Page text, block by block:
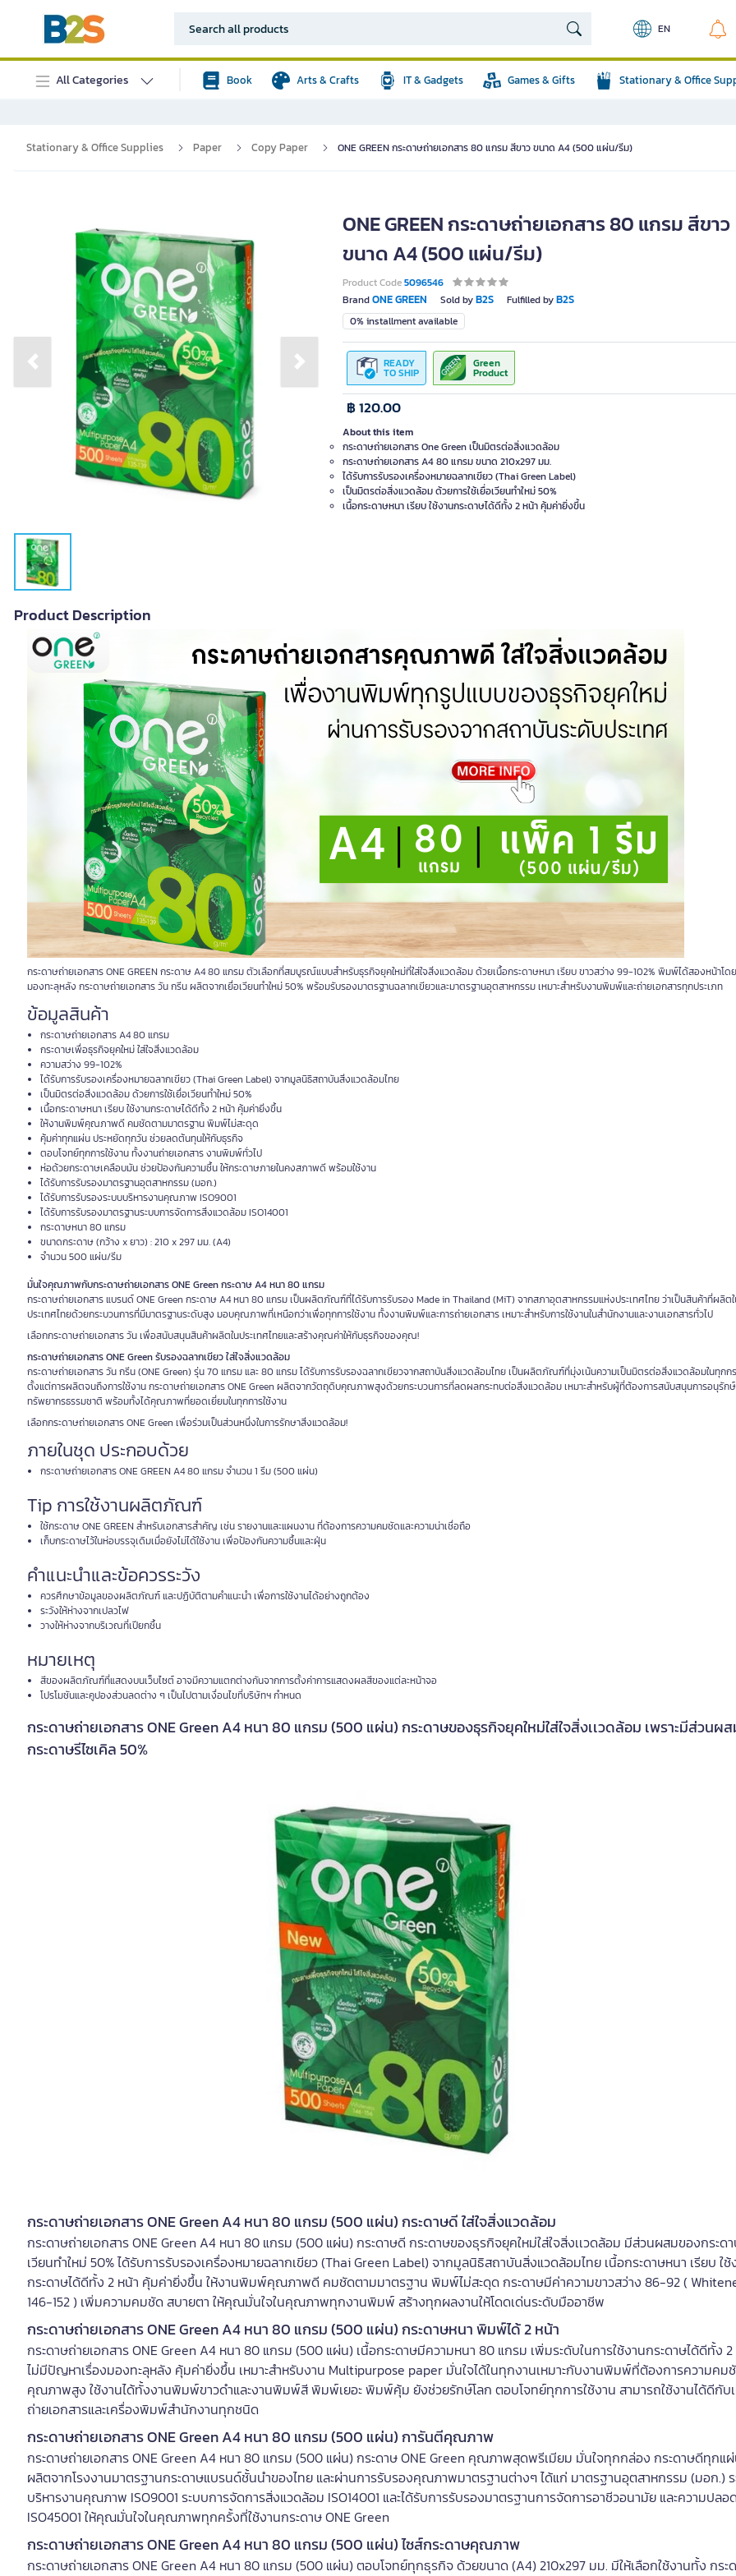
EN
All Categories Book Arts & Crafts IT & Gadgets Games & Gifts Stationary & Office
Stationary & Office Supplies Paper Copy Paper ONE GREEN กระดาษถ่ายเอกสาร 80 แกรม สีขาว ขนาด A4 (500 แผ่น/รีม)
Previous slide Next slide
ONE GREEN กระดาษถ่ายเอกสาร 80 แกรม สีขาว
ขนาด A4 (500 แผ่น/รีม)
Product Code5096546
BrandONE GREEN Sold byB2S Fulfilled byB2S
0% installment available
READY
TO SHIP
Green
Product
฿ 120.00
About this item
กระดาษถ่ายเอกสาร One Green เป็นมิตรต่อสิ่งแวดล้อม
กระดาษถ่ายเอกสาร A4 80 แกรม ขนาด 210x297 มม.
ได้รับการรับรองเครื่องหมายฉลากเขียว (Thai Green Label)
เป็นมิตรต่อสิ่งแวดล้อม ด้วยการใช้เยื่อเวียนทำใหม่ 50%
เนื้อกระดาษหนา เรียบ ใช้งานกระดาษได้ดีทั้ง 2 หน้า คุ้มค่ายิ่งขึ้น
Product Description
กระดาษถ่ายเอกสาร ONE GREEN กระดาษ A4 80 แกรม ตัวเลือกที่สมบูรณ์แบบสำหรับธุรกิจยุคใหม่ที่ใส่ใจสิ่งแวดล้อม ด้วยเนื้อกระดาษหนา เรียบ ขาวสว่าง 99-102% พิมพ์ได้สองหน้าโ
มองทะลุหลัง กระดาษถ่ายเอกสาร วัน กรีน ผลิตจากเยื่อเวียนทำใหม่ 50% พร้อมรับรองมาตรฐานฉลากเขียวและมาตรฐานอุตสาหกรรม เหมาะสำหรับงานพิมพ์และถ่ายเอกสารทุกประเภท
ข้อมูลสินค้า
กระดาษถ่ายเอกสาร A4 80 แกรม
กระดาษเพื่อธุรกิจยุคใหม่ ใส่ใจสิ่งแวดล้อม
ความสว่าง 99-102%
ได้รับการรับรองเครื่องหมายฉลากเขียว (Thai Green Label) จากมูลนิธิสถาบันสิ่งแวดล้อมไทย
เป็นมิตรต่อสิ่งแวดล้อม ด้วยการใช้เยื่อเวียนทำใหม่ 50%
เนื้อกระดาษหนา เรียบ ใช้งานกระดาษได้ดีทั้ง 2 หน้า คุ้มค่ายิ่งขึ้น
ให้งานพิมพ์คุณภาพดี คมชัดตามมาตรฐาน พิมพ์ไม่สะดุด
คุ้มค่าทุกแผ่น ประหยัดทุกวัน ช่วยลดต้นทุนให้กับธุรกิจ
ตอบโจทย์ทุกการใช้งาน ทั้งงานถ่ายเอกสาร งานพิมพ์ทั่วไป
ห่อด้วยกระดาษเคลือบมัน ช่วยป้องกันความชื้น ให้กระดาษภายในคงสภาพดี พร้อมใช้งาน
ได้รับการรับรองมาตรฐานอุตสาหกรรม (มอก.)
ได้รับการรับรองระบบบริหารงานคุณภาพ ISO9001
ได้รับการรับรองมาตรฐานระบบการจัดการสิ่งแวดล้อม ISO14001
กระดาษหนา 80 แกรม
ขนาดกระดาษ (กว้าง x ยาว) : 210 x 297 มม. (A4)
จำนวน 500 แผ่น/รีม
มั่นใจคุณภาพกับกระดาษถ่ายเอกสาร ONE Green กระดาษ A4 หนา 80 แกรม
กระดาษถ่ายเอกสาร แบรนด์ ONE Green กระดาษ A4 หนา 80 แกรม เป็นผลิตภัณฑ์ที่ได้รับการรับรอง Made in Thailand (MiT) จากสภาอุตสาหกรรมแห่งประเทศไทย ว่าเป็นสินค้าที่ผลิต
ประเทศไทยด้วยกระบวนการที่มีมาตรฐานระดับสูง มอบคุณภาพที่เหนือกว่าเพื่อทุกการใช้งาน ทั้งงานพิมพ์และการถ่ายเอกสาร เหมาะสำหรับการใช้งานในสำนักงานและงานเอกสารทั่วไป
เลือกกระดาษถ่ายเอกสาร วัน เพื่อสนับสนุนสินค้าผลิตในประเทศไทยและสร้างคุณค่าให้กับธุรกิจของคุณ!
กระดาษถ่ายเอกสาร ONE Green รับรองฉลากเขียว ใส่ใจสิ่งแวดล้อม
กระดาษถ่ายเอกสาร วัน กรีน (ONE Green) รุ่น 70 แกรม และ 80 แกรม ได้รับการรับรองฉลากเขียวจากสถาบันสิ่งแวดล้อมไทย เป็นผลิตภัณฑ์ที่มุ่งเน้นความเป็นมิตรต่อสิ่งแวดล้อมในทุกก
ตั้งแต่การผลิตจนถึงการใช้งาน กระดาษถ่ายเอกสาร ONE Green ผลิตจากวัตถุดิบคุณภาพสูงด้วยกระบวนการที่ลดผลกระทบต่อสิ่งแวดล้อม เหมาะสำหรับผู้ที่ต้องการสนับสนุนการอนุรักษ์
ทรัพยากรธรรมชาติ พร้อมทั้งได้คุณภาพที่ยอดเยี่ยมในทุกการใช้งาน
เลือกกระดาษถ่ายเอกสาร ONE Green เพื่อร่วมเป็นส่วนหนึ่งในการรักษาสิ่งแวดล้อม!
ภายในชุด ประกอบด้วย
กระดาษถ่ายเอกสาร ONE GREEN A4 80 แกรม จำนวน 1 รีม (500 แผ่น)
Tip การใช้งานผลิตภัณฑ์
ใช้กระดาษ ONE GREEN สำหรับเอกสารสำคัญ เช่น รายงานและแผนงาน ที่ต้องการความคมชัดและความน่าเชื่อถือ
เก็บกระดาษไว้ในห่อบรรจุเดิมเมื่อยังไม่ได้ใช้งาน เพื่อป้องกันความชื้นและฝุ่น
คำแนะนำและข้อควรระวัง
ควรศึกษาข้อมูลของผลิตภัณฑ์ และปฏิบัติตามคำแนะนำ เพื่อการใช้งานได้อย่างถูกต้อง
ระวังให้ห่างจากเปลวไฟ
วางให้ห่างจากบริเวณที่เปียกชื้น
หมายเหตุ
สีของผลิตภัณฑ์ที่แสดงบนเว็บไซต์ อาจมีความแตกต่างกันจากการตั้งค่าการแสดงผลสีของแต่ละหน้าจอ
โปรโมชันและคูปองส่วนลดต่าง ๆ เป็นไปตามเงื่อนไขที่บริษัทฯ กำหนด
กระดาษถ่ายเอกสาร ONE Green A4 หนา 80 แกรม (500 แผ่น) กระดาษของธุรกิจยุคใหม่ใส่ใจสิ่งเเวดล้อม เพราะมีส่วนผ
กระดาษรีไซเคิล 50%
กระดาษถ่ายเอกสาร ONE Green A4 หนา 80 แกรม (500 แผ่น) กระดาษดี ใส่ใจสิ่งแวดล้อม
กระดาษถ่ายเอกสาร ONE Green A4 หนา 80 แกรม (500 แผ่น) กระดาษดี กระดาษของธุรกิจยุคใหม่ใส่ใจสิ่งเเวดล้อม มีส่วนผสมของกระด
เวียนทำใหม่ 50% ได้รับการรับรองเครื่องหมายฉลากเขียว (Thai Green Label) จากมูลนิธิสถาบันสิ่งแวดล้อมไทย เนื้อกระดาษหนา เรียบ ใช้
กระดาษได้ดีทั้ง 2 หน้า คุ้มค่ายิ่งขึ้น ให้งานพิมพ์คุณภาพดี คมชัดตามมาตรฐาน พิมพ์ไม่สะดุด กระดาษมีค่าความขาวสว่าง 86-92 (
146-152 ) เพิ่มความคมชัด สบายตา ให้คุณมั่นใจในคุณภาพทุกงานพิมพ์ สร้างทุกผลงานให้โดดเด่นระดับมืออาชีพ
กระดาษถ่ายเอกสาร ONE Green A4 หนา 80 แกรม (500 แผ่น) กระดาษหนา พิมพ์ได้ 2 หน้า
กระดาษถ่ายเอกสาร ONE Green A4 หนา 80 แกรม (500 แผ่น) เนื้อกระดาษมีความหนา 80 แกรม เพิ่มระดับในการใช้งานกระดาษได้ดีทั้ง 2
ไม่มีปัญหาเรื่องมองทะลุหลัง คุ้มค่ายิ่งขึ้น เหมาะสำหรับงาน Multipurpose paper มั่นใจได้ในทุกงานเหมาะกับงานพิมพ์ที่ต้องการความคม
คุณภาพสูง ใช้งานได้ทั้งงานพิมพ์ขาวดำและงานพิมพ์สี พิมพ์เยอะ พิมพ์คุ้ม ยังช่วยรักษ์โลก ตอบโจทย์ทุกการใช้งาน สามารถใช้งานได้ดีกับ
ถ่ายเอกสารและเครื่องพิมพ์สำนักงานทุกชนิด
กระดาษถ่ายเอกสาร ONE Green A4 หนา 80 แกรม (500 แผ่น) การันตีคุณภาพ
กระดาษถ่ายเอกสาร ONE Green A4 หนา 80 แกรม (500 แผ่น) กระดาษ ONE Green คุณภาพสุดพรีเมียม มั่นใจทุกกล่อง กระดาษดีทุกแผ่
ผลิตจากโรงงานมาตรฐานกระดาษแบรนด์ชั้นนำของไทย และผ่านการรับรองคุณภาพมาตรฐานต่างๆ ได้แก่ มาตรฐานอุตสาหกรรม (มอก.)
บริหารงานคุณภาพ ISO9001 ระบบการจัดการสิ่งแวดล้อม ISO14001 และได้รับการรับรองมาตรฐานการจัดการอาชีวอนามัย และความปลอ
ISO45001 ให้คุณมั่นใจในคุณภาพทุกครั้งที่ใช้งานกระดาษ ONE Green
กระดาษถ่ายเอกสาร ONE Green A4 หนา 80 แกรม (500 แผ่น) ไซส์กระดาษคุณภาพ
กระดาษถ่ายเอกสาร ONE Green A4 หนา 80 แกรม (500 แผ่น) ตอบโจทย์ทุกธุรกิจ ด้วยขนาด (A4) 210x297 มม. มีให้เลือกใช้งานทั้ง กระ